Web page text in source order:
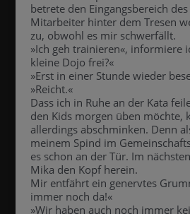
betrete den Eingangsbereich
Mitarbeiter hinter dem Tresen
zu, obwohl es mir schwerfällt.
»Ich geh trainieren«, informiere
kleine Dojo frei?«
»Erst in einer Stunde wieder
»Reicht.«
Dass ich in Ruhe an der Kata
den Kids morgen üben möchte,
allerdings abschminken. Denn
meinem Spind im
es schon an der Tür. Im
Mika den Kopf herein.
Mir entfährt ein genervtes
immer noch da!«
»Wir haben auch noch immer